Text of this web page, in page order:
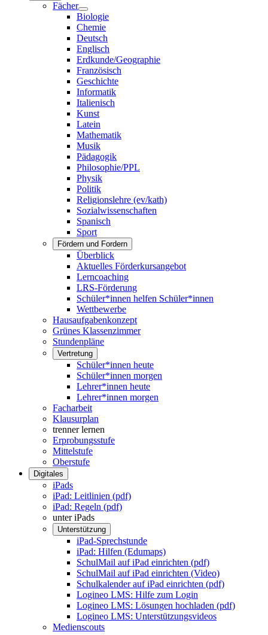
Fächer
Biologie
Chemie
Deutsch
Englisch
Erdkunde/Geographie
Französisch
Geschichte
Informatik
Italienisch
Kunst
Latein
Mathematik
Musik
Pädagogik
Philosophie/PPL
Physik
Politik
Religionslehre (ev/kath)
Sozialwissenschaften
Spanisch
Sport
Fördern und Fordern
Überblick
Aktuelles Förderkursangebot
Lerncoaching
LRS-Förderung
Schüler*innen helfen Schüler*innen
Wettbewerbe
Hausaufgabenkonzept
Grünes Klassenzimmer
Stundenpläne
Vertretung
Schüler*innen heute
Schüler*innen morgen
Lehrer*innen heute
Lehrer*innen morgen
Facharbeit
Klausurplan
trenner lernen
Erprobungsstufe
Mittelstufe
Oberstufe
Digitales
iPads
iPad: Leitlinien (pdf)
iPad: Regeln (pdf)
unter iPads
Unterstützung
iPad-Sprechstunde
iPad: Hilfen (Edumaps)
SchulMail auf iPad einrichten (pdf)
SchulMail auf iPad einrichten (Video)
Schulkalender auf iPad einrichten (pdf)
Logineo LMS: Hilfe zum Login
Logineo LMS: Lösungen hochladen (pdf)
Logineo LMS: Unterstützungsvideos
Medienscouts